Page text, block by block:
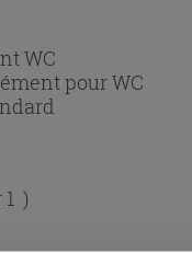
WC
pour WC
1 )